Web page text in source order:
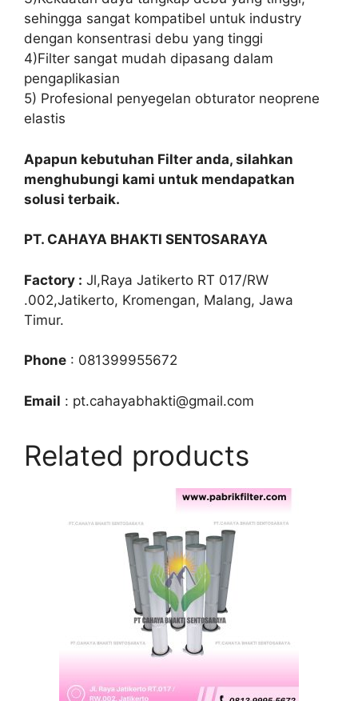
sehingga sangat kompatibel untuk industry
dengan konsentrasi debu yang tinggi
4)Filter sangat mudah dipasang dalam
pengaplikasian
5) Profesional penyegelan obturator neoprene
elastis
Apapun kebutuhan Filter anda, silahkan
menghubungi kami untuk mendapatkan
solusi terbaik.
PT. CAHAYA BHAKTI SENTOSARAYA
Factory : Jl,Raya Jatikerto RT 017/RW
.002,Jatikerto, Kromengan, Malang, Jawa
Timur.
Phone : 081399955672
Email : pt.cahayabhakti@gmail.com
Related products